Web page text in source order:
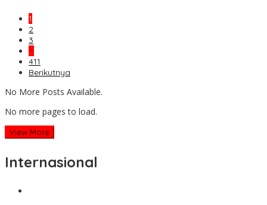
1
2
3
…
411
Berikutnya
No More Posts Available.
No more pages to load.
View More
Internasional